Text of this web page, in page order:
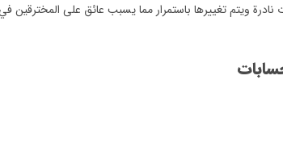
ويتم تغييرها باستمرار مما يسبب عائق على المخترقين